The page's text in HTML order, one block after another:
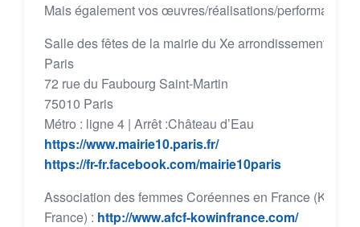
Mais également vos œuvres/réalisations/performances.
Salle des fêtes de la mairie du Xe arrondissement de
Paris
72 rue du Faubourg Saint-Martin
75010 Paris
Métro : ligne 4 | Arrêt :Château d’Eau
https://www.mairie10.paris.fr/
https://fr-fr.facebook.com/mairie10paris
Association des femmes Coréennes en France (KOWIN
France) : http://www.afcf-kowinfrance.com/